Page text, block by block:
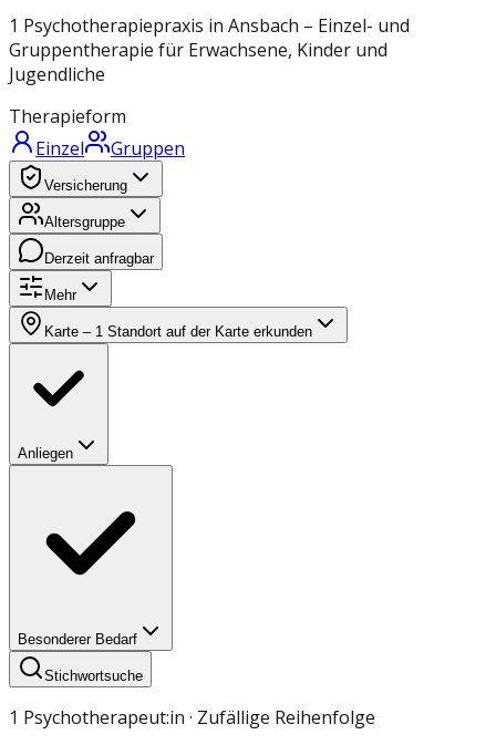
1 Psychotherapiepraxis in Ansbach – Einzel- und
Gruppentherapie für Erwachsene, Kinder und
Jugendliche
Therapieform
Einzel
Gruppen
Versicherung
Altersgruppe
Derzeit anfragbar
Mehr
Karte – 1 Standort auf der Karte erkunden
Anliegen
Besonderer Bedarf
Stichwortsuche
1 Psychotherapeut:in · Zufällige Reihenfolge